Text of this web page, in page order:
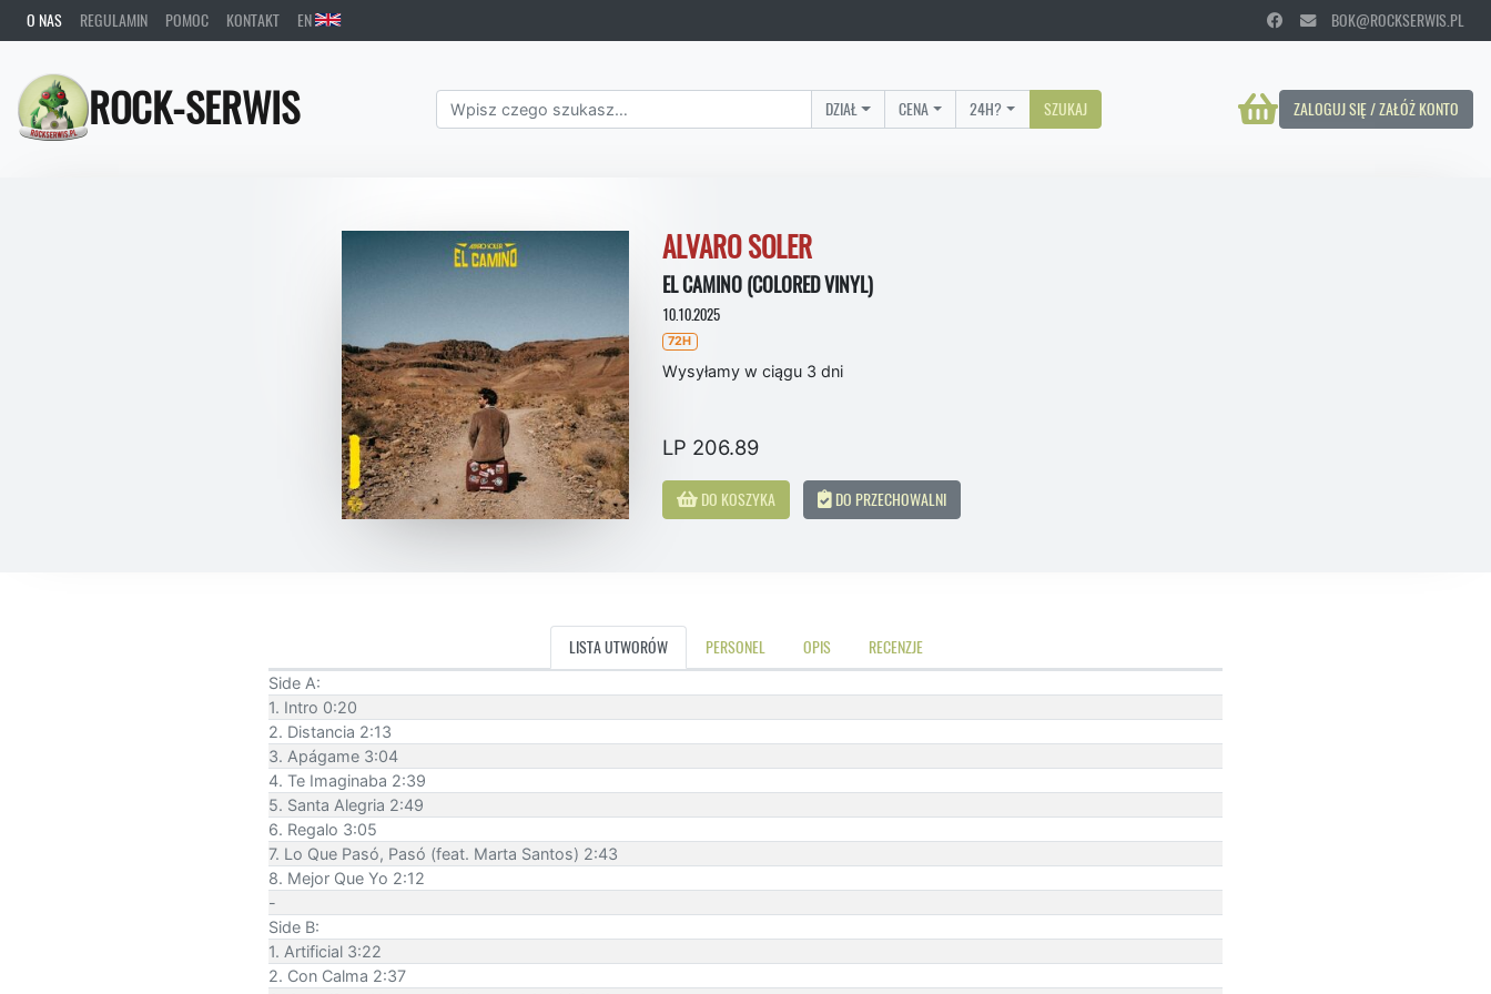
O NAS REGULAMIN POMOC KONTAKT EN BOK@ROCKSERWIS.PL
ROCK-SERWIS ZALOGUJ SIĘ / ZAŁÓŻ KONTO
DZIAŁ CENA 24H? SZUKAJ
ALVARO SOLER
EL CAMINO (COLORED VINYL)
10.10.2025
72H
Wysyłamy w ciągu 3 dni
LP 206.89
DO KOSZYKA DO PRZECHOWALNI
LISTA UTWORÓW PERSONEL OPIS RECENZJE
Side A:
1. Intro 0:20
2. Distancia 2:13
3. Apágame 3:04
4. Te Imaginaba 2:39
5. Santa Alegria 2:49
6. Regalo 3:05
7. Lo Que Pasó, Pasó (feat. Marta Santos) 2:43
8. Mejor Que Yo 2:12
-
Side B:
1. Artificial 3:22
2. Con Calma 2:37